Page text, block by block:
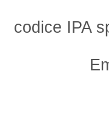
codice IPA